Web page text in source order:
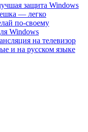
защита Windows
— легко
по-своему
Windows
на телевизор
и на русском языке